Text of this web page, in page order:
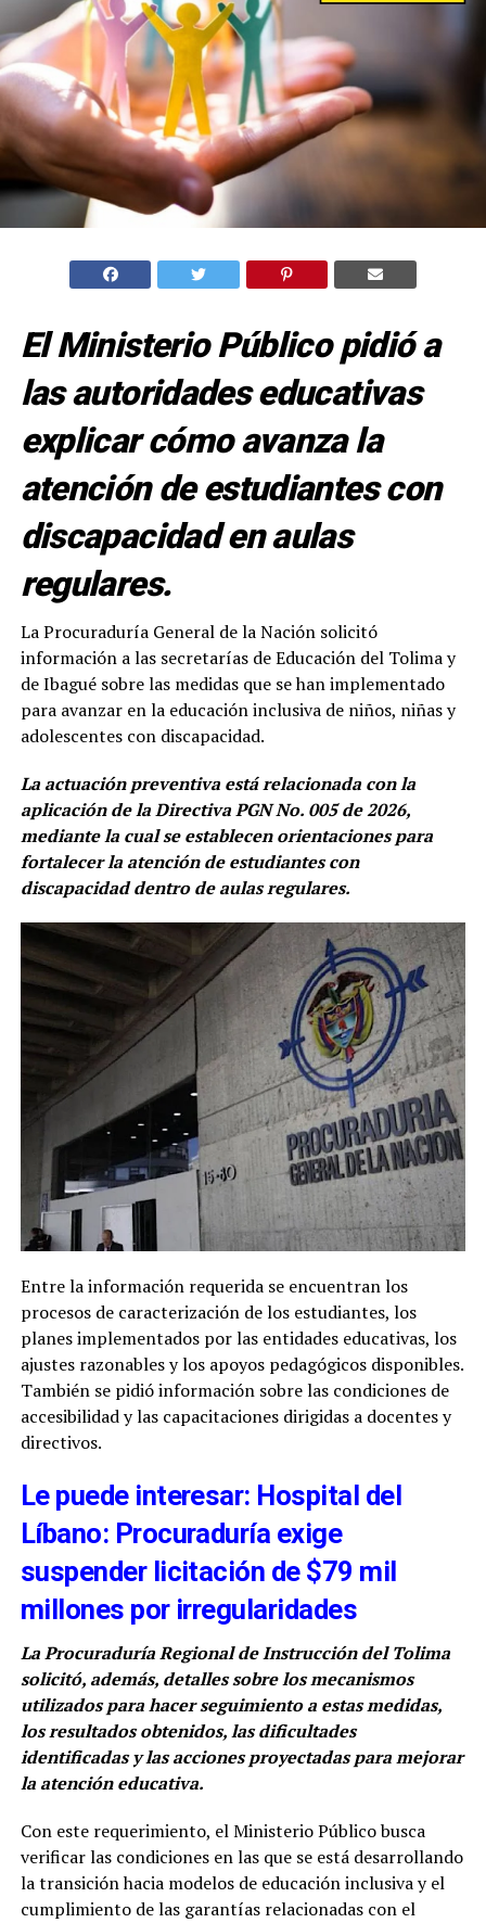
El Ministerio Público pidió a
las autoridades educativas
explicar cómo avanza la
atención de estudiantes con
discapacidad en aulas
regulares.
La Procuraduría General de la Nación solicitó
información a las secretarías de Educación del Tolima y
de Ibagué sobre las medidas que se han implementado
para avanzar en la educación inclusiva de niños, niñas y
adolescentes con discapacidad.
La actuación preventiva está relacionada con la
aplicación de la Directiva PGN No. 005 de 2026,
mediante la cual se establecen orientaciones para
fortalecer la atención de estudiantes con
discapacidad dentro de aulas regulares.
Entre la información requerida se encuentran los
procesos de caracterización de los estudiantes, los
planes implementados por las entidades educativas, los
ajustes razonables y los apoyos pedagógicos disponibles.
También se pidió información sobre las condiciones de
accesibilidad y las capacitaciones dirigidas a docentes y
directivos.
Le puede interesar: Hospital del
Líbano: Procuraduría exige
suspender licitación de $79 mil
millones por irregularidades
La Procuraduría Regional de Instrucción del Tolima
solicitó, además, detalles sobre los mecanismos
utilizados para hacer seguimiento a estas medidas,
los resultados obtenidos, las dificultades
identificadas y las acciones proyectadas para mejorar
la atención educativa.
Con este requerimiento, el Ministerio Público busca
verificar las condiciones en las que se está desarrollando
la transición hacia modelos de educación inclusiva y el
cumplimiento de las garantías relacionadas con el